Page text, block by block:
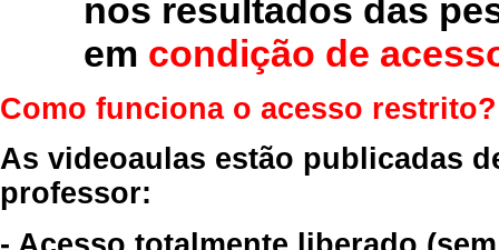
nos resultados das
em condição de
Como funciona o acesso restrito?
As videoaulas estão publicadas
professor: